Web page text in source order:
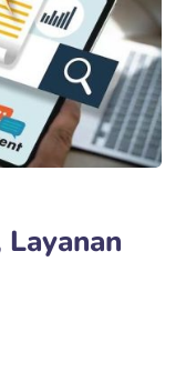
Layanan